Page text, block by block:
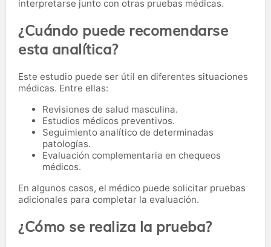
interpretarse junto con otras pruebas médicas.
¿Cuándo puede recomendarse
esta analítica?
Este estudio puede ser útil en diferentes situaciones
médicas. Entre ellas:
Revisiones de salud masculina.
Estudios médicos preventivos.
Seguimiento analítico de determinadas
patologías.
Evaluación complementaria en chequeos
médicos.
En algunos casos, el médico puede solicitar pruebas
adicionales para completar la evaluación.
¿Cómo se realiza la prueba?